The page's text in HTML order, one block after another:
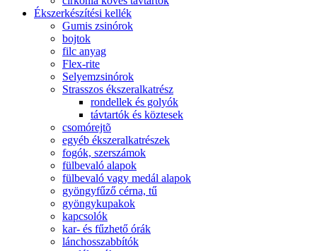
Ékszerkészítési kellék
Gumis zsinórok
bojtok
filc anyag
Flex-rite
Selyemzsinórok
Strasszos ékszeralkatrész
rondellek és golyók
távtartók és köztesek
csomórejtõ
egyéb ékszeralkatrészek
fogók, szerszámok
fülbevaló alapok
fülbevaló vagy medál alapok
gyöngyfűző cérna, tű
gyöngykupakok
kapcsolók
kar- és fűzhető órák
lánchosszabbítók